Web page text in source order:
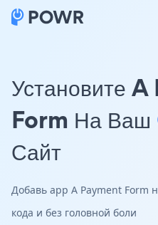
Установите
Form На Ваш
Сайт
Добавь app A Payment Form
кода и без головной боли